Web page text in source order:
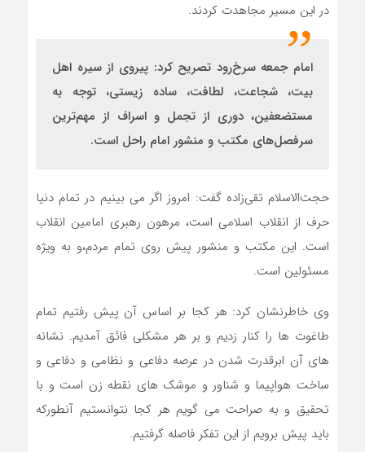
در این مسیر مجاهدت کردند.
امام جمعه سرخ‌رود تصریح کرد: پیروی از سیره اهل‌
بیت، شجاعت، لطافت، ساده زیستی، توجه به
مستضعفین، دوری از تجمل و اسراف از مهم‌ترین
سرفصل‌های مکتب و منشور امام راحل است.
حجت‎‌الاسلام تقی‌زاده گفت: امروز اگر می بینیم در تمام دنیا
حرف از انقلاب اسلامی است، مرهون رهبری امامین انقلاب
است. این مکتب و منشور پیش روی تمام مردم،و به ویژه
مسئولین است.
وی خاطرنشان کرد: هر کجا بر اساس آن پیش رفتیم تمام
طاغوت ها را کنار زدیم و بر هر مشکلی فائق آمدیم. نشانه
های آن ابرقدرت شدن در عرصه دفاعی و نظامی و دفاعی و
ساخت هواپیما و شناور و موشک های نقطه زن است و با
تحقیق و به صراحت می گویم هر کجا نتوانستیم آنطورکه
باید پیش برویم از این تفکر فاصله گرفتیم.